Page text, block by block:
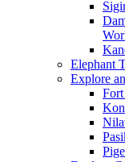
Elephant
Explore